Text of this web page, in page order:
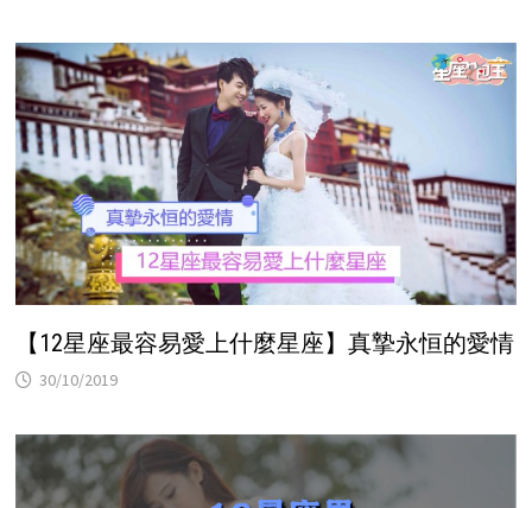
【12星座最容易愛上什麼星座】真摯永恒的愛情
30/10/2019